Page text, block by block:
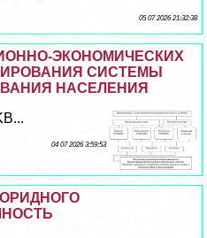
05 07 2026 21:32:38
ЭКОНОМИЧЕСКИХ
СИСТЕМЫ
НАСЕЛЕНИЯ
04 07 2026 3:59:53